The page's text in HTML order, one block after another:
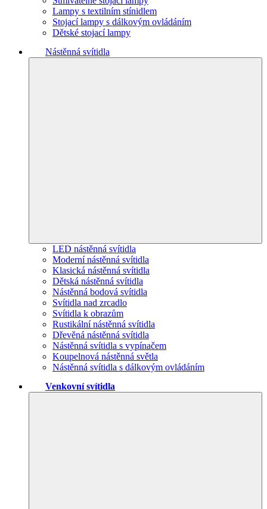
Lampy s textilním stínidlem
Stojací lampy s dálkovým ovládáním
Dětské stojací lampy
Nástěnná svítidla
LED nástěnná svítidla
Moderní nástěnná svítidla
Klasická nástěnná svítidla
Dětská nástěnná svítidla
Nástěnná bodová svítidla
Svítidla nad zrcadlo
Svítidla k obrazům
Rustikální nástěnná svítidla
Dřevěná nástěnná svítidla
Nástěnná svítidla s vypínačem
Koupelnová nástěnná světla
Nástěnná svítidla s dálkovým ovládáním
Venkovní svítidla